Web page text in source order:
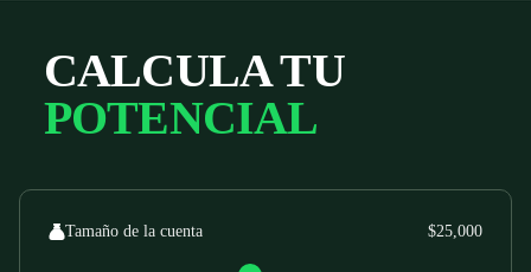
CALCULA TU
POTENCIAL
Tamaño de la cuenta $25,000